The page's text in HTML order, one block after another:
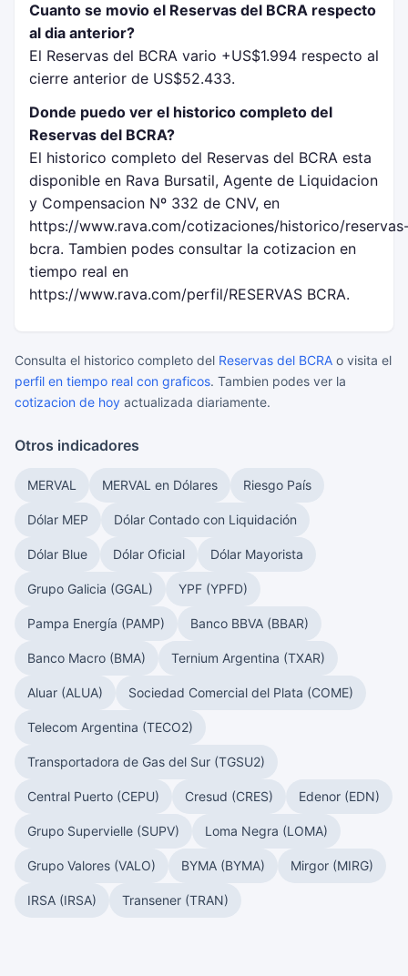
Cuanto se movio el Reservas del BCRA respecto
al dia anterior?
El Reservas del BCRA vario +US$1.994 respecto al
cierre anterior de US$52.433.
Donde puedo ver el historico completo del
Reservas del BCRA?
El historico completo del Reservas del BCRA esta
disponible en Rava Bursatil, Agente de Liquidacion
y Compensacion Nº 332 de CNV, en
https://www.rava.com/cotizaciones/historico/
bcra. Tambien podes consultar la cotizacion en
tiempo real en
https://www.rava.com/perfil/RESERVAS BCRA.
Consulta el historico completo del Reservas del BCRA o visita el
perfil en tiempo real con graficos. Tambien podes ver la
cotizacion de hoy actualizada diariamente.
Otros indicadores
MERVAL MERVAL en Dólares Riesgo País
Dólar MEP Dólar Contado con Liquidación
Dólar Blue Dólar Oficial Dólar Mayorista
Grupo Galicia (GGAL) YPF (YPFD)
Pampa Energía (PAMP) Banco BBVA (BBAR)
Banco Macro (BMA) Ternium Argentina (TXAR)
Aluar (ALUA) Sociedad Comercial del Plata (COME)
Telecom Argentina (TECO2)
Transportadora de Gas del Sur (TGSU2)
Central Puerto (CEPU) Cresud (CRES) Edenor (EDN)
Grupo Supervielle (SUPV) Loma Negra (LOMA)
Grupo Valores (VALO) BYMA (BYMA) Mirgor (MIRG)
IRSA (IRSA) Transener (TRAN)